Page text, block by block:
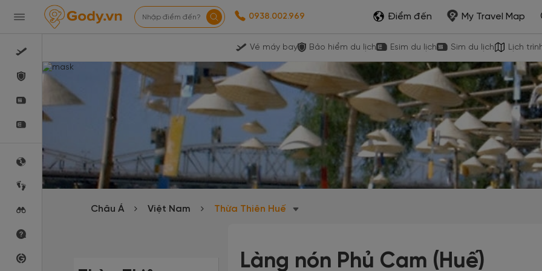
Nhập điểm đến? 0938.002.969 Điểm đến My Travel Map
Vé máy bay Bảo hiểm du lịch Esim du lịch Sim du lịch Lịch
Châu Á Việt Nam Thừa Thiên Huế
Làng nón Phủ Cam (Huế)